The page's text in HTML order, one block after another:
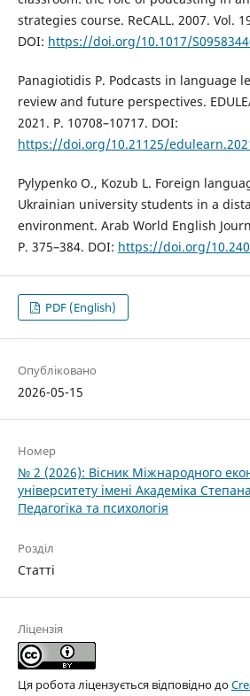
strategies course. ReCALL. 2007. Vol.
DOI: https://doi.org/10.1017/
Panagiotidis P. Podcasts in language
review and future perspectives.
2021. P. 10708–10717. DOI:
https://doi.org/10.21125/
Pylypenko O., Kozub L. Foreign
Ukrainian university students in a
environment. Arab World English
P. 375–384. DOI: https://doi.org/
PDF (English)
Опубліковано
2026-05-15
Номер
№ 2 (2026): Вісник Міжнародного
університету імені Академіка
Педагогіка та психологія
Розділ
Статті
Ліцензія
Ця робота ліцензується відповідно до